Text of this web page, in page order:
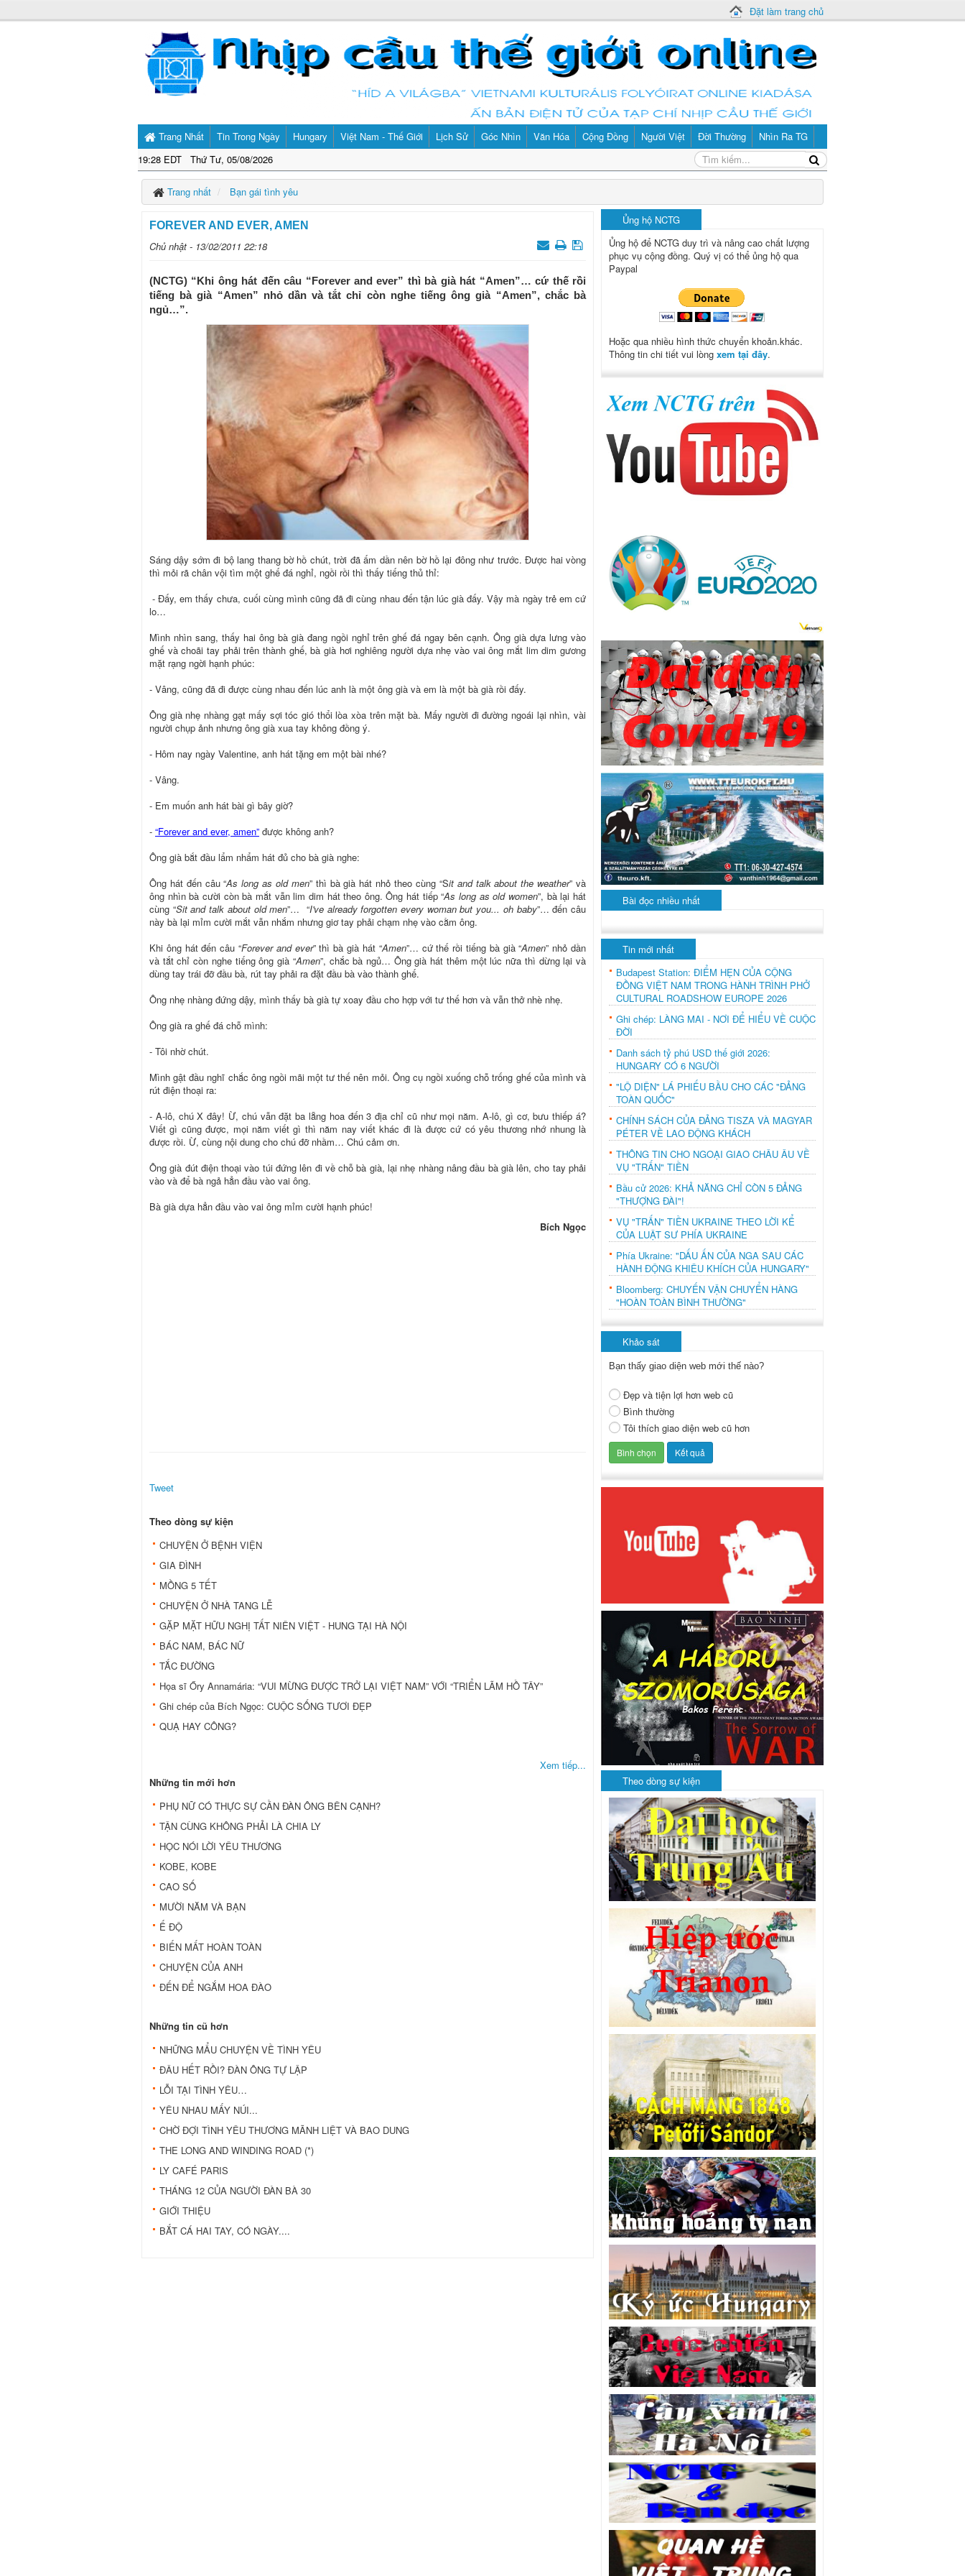
Đặt làm trang chủ
Trang Nhất
19:28 EDT Thứ Tư, 05/08/2026
Tin Trong Ngày Hungary Việt Nam - Thế Giới Lịch Sử Góc Nhìn Văn Hóa Cộng Đồng Người Việt Đời Thường Nhìn Ra TG
Trang nhất Bạn gái tình yêu
FOREVER AND EVER, AMEN
Chủ nhật - 13/02/2011 22:18
(NCTG) “Khi ông hát đến câu “Forever and ever” thì bà già hát “Amen”… cứ thế rồi
tiếng bà già “Amen” nhỏ dần và tắt chỉ còn nghe tiếng ông già “Amen”, chắc bà
ngủ…”.
Sáng dậy sớm đi bộ lang thang bờ hồ chút, trời đã ấm dần nên bờ hồ lại đông như trước. Được hai vòng
thì mỏi rã chân vội tìm một ghế đá nghỉ, ngồi rồi thì thấy tiếng thủ thỉ:
- Đấy, em thấy chưa, cuối cùng mình cũng đã đi cùng nhau đến tận lúc già đấy. Vậy mà ngày trẻ em cứ
lo…
Mình nhìn sang, thấy hai ông bà già đang ngồi nghỉ trên ghế đá ngay bên cạnh. Ông già dựa lưng vào
ghế và choãi tay phải trên thành ghế, bà già hơi nghiêng người dựa nhẹ vào vai ông mắt lim dim gương
mặt rạng ngời hạnh phúc:
- Vâng, cũng đã đi được cùng nhau đến lúc anh là một ông già và em là một bà già rồi đấy.
Ông già nhẹ nhàng gạt mấy sợi tóc gió thổi lòa xòa trên mặt bà. Mấy người đi đường ngoái lại nhìn, vài
người chụp ảnh nhưng ông già xua tay không đồng ý.
- Hôm nay ngày Valentine, anh hát tặng em một bài nhé?
- Vâng.
- Em muốn anh hát bài gì bây giờ?
- “Forever and ever, amen” được không anh?
Ông già bắt đầu lẩm nhẩm hát đủ cho bà già nghe:
Ông hát đến câu “As long as old men” thì bà già hát nhỏ theo cùng “Sit and talk about the weather” và
ông nhìn bà cười còn bà mắt vẫn lim dim hát theo ông. Ông hát tiếp “As long as old women”, bà lại hát
cùng “Sit and talk about old men”… “I've already forgotten every woman but you... oh baby”… đến câu
này bà lại mỉm cười mắt vẫn nhắm nhưng giơ tay phải chạm nhẹ vào cằm ông.
Khi ông hát đến câu “Forever and ever” thì bà già hát “Amen”… cứ thế rồi tiếng bà già “Amen” nhỏ dần
và tắt chỉ còn nghe tiếng ông già “Amen”, chắc bà ngủ… Ông già hát thêm một lúc nữa thì dừng lại và
dùng tay trái đỡ đầu bà, rút tay phải ra đặt đầu bà vào thành ghế.
Ông nhẹ nhàng đứng dậy, mình thấy bà già tự xoay đầu cho hợp với tư thế hơn và vẫn thở nhè nhẹ.
Ông già ra ghế đá chỗ mình:
- Tôi nhờ chút.
Mình gật đầu nghĩ chắc ông ngồi mãi một tư thế nên mỏi. Ông cụ ngồi xuống chỗ trống ghế của mình và
rút điện thoại ra:
- A-lô, chú X đây! Ừ, chú vẫn đặt ba lẵng hoa đến 3 địa chỉ cũ như mọi năm. A-lô, gì cơ, bưu thiếp á?
Viết gì cũng được, mọi năm viết gì thì năm nay viết khác đi là được cứ có yêu thương nhớ nhung là
được rồi. Ừ, cùng nội dung cho chú đỡ nhầm… Chú cảm ơn.
Ông già đút điện thoại vào túi đứng lên đi về chỗ bà già, lại nhẹ nhàng nâng đầu bà già lên, cho tay phải
vào và để bà ngả hẳn đầu vào vai ông.
Bà già dựa hẳn đầu vào vai ông mỉm cười hạnh phúc!
Bích Ngọc
Tweet
Theo dòng sự kiện
CHUYỆN Ở BỆNH VIỆN
GIA ĐÌNH
MỒNG 5 TẾT
CHUYỆN Ở NHÀ TANG LỄ
GẶP MẶT HỮU NGHỊ TẤT NIÊN VIỆT - HUNG TẠI HÀ NỘI
BÁC NAM, BÁC NỮ
TẮC ĐƯỜNG
Họa sĩ Őry Annamária: “VUI MỪNG ĐƯỢC TRỞ LẠI VIỆT NAM” VỚI “TRIỂN LÃM HỒ TÂY”
Ghi chép của Bích Ngọc: CUỘC SỐNG TƯƠI ĐẸP
QUẠ HAY CÔNG?
Xem tiếp...
Những tin mới hơn
PHỤ NỮ CÓ THỰC SỰ CẦN ĐÀN ÔNG BÊN CẠNH?
TẬN CÙNG KHÔNG PHẢI LÀ CHIA LY
HỌC NÓI LỜI YÊU THƯƠNG
KOBE, KOBE
CAO SỐ
MƯỜI NĂM VÀ BẠN
Ế ĐỘ
BIẾN MẤT HOÀN TOÀN
CHUYỆN CỦA ANH
ÐẾN ÐỂ NGẮM HOA ÐÀO
Những tin cũ hơn
NHỮNG MẨU CHUYỆN VỀ TÌNH YÊU
ÐÂU HẾT RỒI? ÐÀN ÔNG TỰ LẬP
LỖI TẠI TÌNH YÊU…
YÊU NHAU MẤY NÚI...
CHỜ ĐỢI TÌNH YÊU THƯƠNG MÃNH LIỆT VÀ BAO DUNG
THE LONG AND WINDING ROAD (*)
LY CAFÉ PARIS
THÁNG 12 CỦA NGƯỜI ĐÀN BÀ 30
GIỚI THIỆU
BẮT CÁ HAI TAY, CÓ NGÀY....
Ủng hộ NCTG
Ủng hộ để NCTG duy trì và nâng cao chất lượng
phục vụ cộng đồng. Quý vị có thể ủng hộ qua
Paypal
Hoặc qua nhiều hình thức chuyển khoản.khác.
Thông tin chi tiết vui lòng xem tại đây.
Bài đọc nhiều nhất
Tin mới nhất
Budapest Station: ĐIỂM HẸN CỦA CỘNG
ĐỒNG VIỆT NAM TRONG HÀNH TRÌNH PHỞ
CULTURAL ROADSHOW EUROPE 2026
Ghi chép: LÀNG MAI - NƠI ĐỂ HIỂU VỀ CUỘC
ĐỜI
Danh sách tỷ phú USD thế giới 2026:
HUNGARY CÓ 6 NGƯỜI
"LỘ DIỆN" LÁ PHIẾU BẦU CHO CÁC "ĐẢNG
TOÀN QUỐC"
CHÍNH SÁCH CỦA ĐẢNG TISZA VÀ MAGYAR
PÉTER VỀ LAO ĐỘNG KHÁCH
THÔNG TIN CHO NGOẠI GIAO CHÂU ÂU VỀ
VỤ "TRẤN" TIỀN
Bầu cử 2026: KHẢ NĂNG CHỈ CÒN 5 ĐẢNG
"THƯỢNG ĐÀI"!
VỤ "TRẤN" TIỀN UKRAINE THEO LỜI KỂ
CỦA LUẬT SƯ PHÍA UKRAINE
Phía Ukraine: "DẤU ẤN CỦA NGA SAU CÁC
HÀNH ĐỘNG KHIÊU KHÍCH CỦA HUNGARY"
Bloomberg: CHUYẾN VẬN CHUYỂN HÀNG
"HOÀN TOÀN BÌNH THƯỜNG"
Khảo sát
Bạn thấy giao diện web mới thế nào?
Đẹp và tiện lợi hơn web cũ
Bình thường
Tôi thích giao diện web cũ hơn
Theo dòng sự kiện